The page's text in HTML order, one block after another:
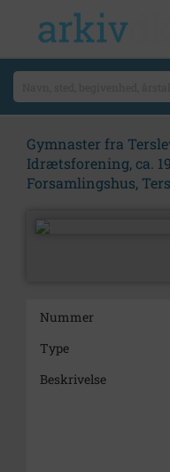
Gymnaster fra
Idrætsforening, ca.
Forsamlingshus,
Nummer
Type
Beskrivelse